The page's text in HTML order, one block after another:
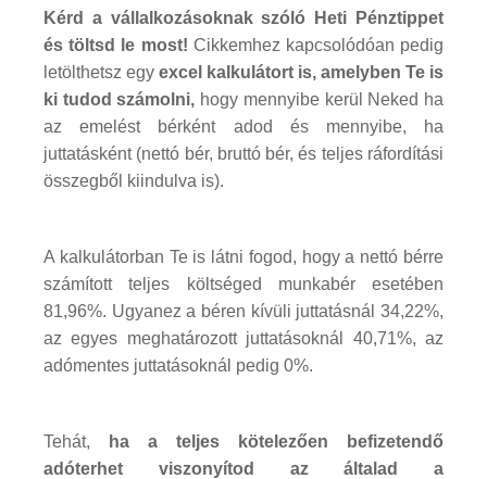
Kérd a vállalkozásoknak szóló Heti Pénztippet
és töltsd le most! Cikkemhez kapcsolódóan pedig
letölthetsz egy excel kalkulátort is, amelyben Te is
ki tudod számolni, hogy mennyibe kerül Neked ha
az emelést bérként adod és mennyibe, ha
juttatásként (nettó bér, bruttó bér, és teljes ráfordítási
összegből kiindulva is).
A kalkulátorban Te is látni fogod, hogy a nettó bérre
számított teljes költséged munkabér esetében
81,96%. Ugyanez a béren kívüli juttatásnál 34,22%,
az egyes meghatározott juttatásoknál 40,71%, az
adómentes juttatásoknál pedig 0%.
Tehát,
ha a teljes kötelezően befizetendő
adóterhet viszonyítod az általad a